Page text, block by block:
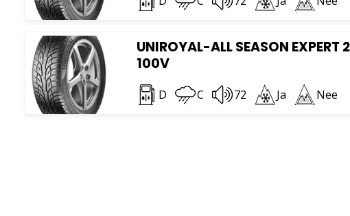
UNIROYAL-ALL SEASON EXPERT
100V
D C 72 Ja Nee